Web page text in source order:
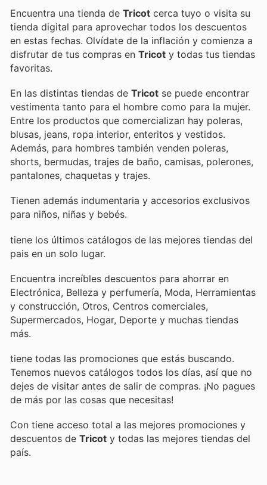
Encuentra una tienda de Tricot cerca tuyo o visita su
tienda digital para aprovechar todos los descuentos
en estas fechas. Olvídate de la inflación y comienza a
disfrutar de tus compras en Tricot y todas tus tiendas
favoritas.
En las distintas tiendas de Tricot se puede encontrar
vestimenta tanto para el hombre como para la mujer.
Entre los productos que comercializan hay poleras,
blusas, jeans, ropa interior, enteritos y vestidos.
Además, para hombres también venden poleras,
shorts, bermudas, trajes de baño, camisas, polerones,
pantalones, chaquetas y trajes.
Tienen además indumentaria y accesorios exclusivos
para niños, niñas y bebés.
tiene los últimos catálogos de las mejores tiendas del
pais en un solo lugar.
Encuentra increíbles descuentos para ahorrar en
Electrónica, Belleza y perfumería, Moda, Herramientas
y construcción, Otros, Centros comerciales,
Supermercados, Hogar, Deporte y muchas tiendas
más.
tiene todas las promociones que estás buscando.
Tenemos nuevos catálogos todos los días, así que no
dejes de visitar antes de salir de compras. ¡No pagues
de más por las cosas que necesitas!
Con tiene acceso total a las mejores promociones y
descuentos de Tricot y todas las mejores tiendas del
país.